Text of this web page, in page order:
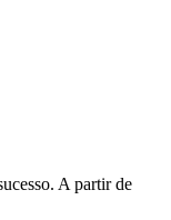
A partir de